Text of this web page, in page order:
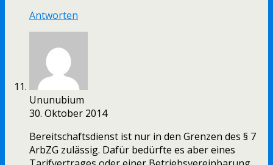
Antworten
Ununubium
30. Oktober 2014
Bereitschaftsdienst ist nur in den Grenzen des § 7
ArbZG zulässig. Dafür bedürfte es aber eines